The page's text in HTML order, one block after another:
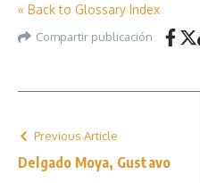
« Back to Glossary Index
Compartir publicación
Previous Article
Delgado Moya, Gustavo